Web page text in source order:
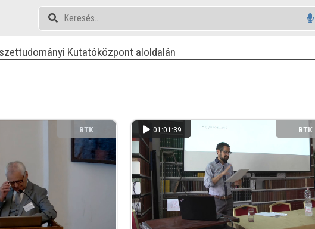
Kutatóközpont aloldalán
BTK 01:01:39 BTK